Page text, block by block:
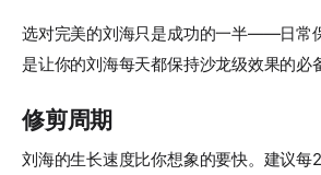
选对完美的刘海只是成功的一半——日常
是让你的刘海每天都保持沙龙级效果的必
修剪周期
刘海的生长速度比你想象的要快。建议每